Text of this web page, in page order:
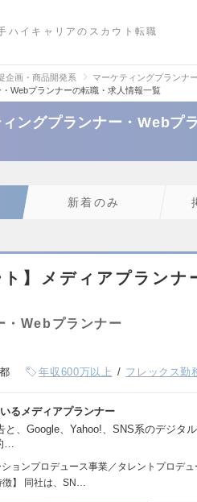
ハイキャリアのスカウト転職
企画・商品開発系
マーケティングプランナ
Webプランナーの転職・求人情報一覧
ングプランナー・Webプ
新着のみ
ト】メディアプランナ
・Webプランナー
年収600万以上 フレックス勤
るメディアプランナー
と、Google、Yahoo!、SNS系のデジタ
…
ションプロデュース事業／タレントプロデュ
】 同社は、SN…